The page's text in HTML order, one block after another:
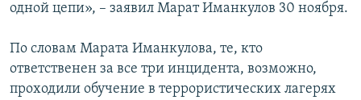
одной цепи», – заявил Марат Иманкулов 30 ноября.
По словам Марата Иманкулова, те, кто
ответственен за все три инцидента, возможно,
проходили обучение в террористических лагерях